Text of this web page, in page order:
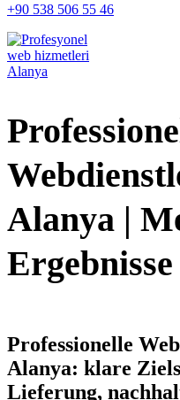
+90 538 506 55 46
Alanya |
Ergebnisse
Professionelle
Alanya: klare
Lieferung,